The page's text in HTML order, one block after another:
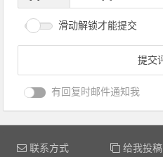
滑动解锁才能提交
有回复时邮件通知我
联系方式 给我投稿